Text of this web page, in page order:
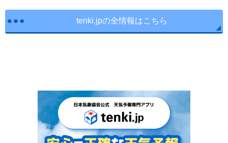
tenki.jpの全情報はこちら